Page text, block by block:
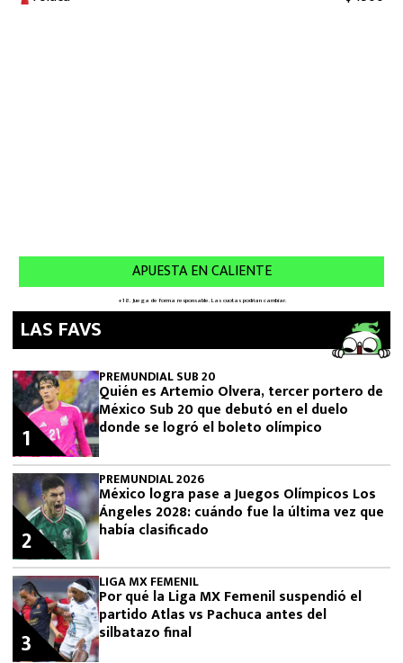
LAS FAVS
PREMUNDIAL SUB 20
Quién es Artemio Olvera, tercer portero de
México Sub 20 que debutó en el duelo
donde se logró el boleto olímpico
1
PREMUNDIAL 2026
México logra pase a Juegos Olímpicos Los
Ángeles 2028: cuándo fue la última vez que
había clasificado
2
LIGA MX FEMENIL
Por qué la Liga MX Femenil suspendió el
partido Atlas vs Pachuca antes del
silbatazo final
3